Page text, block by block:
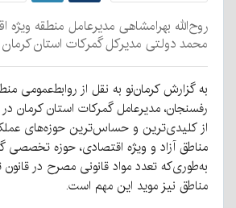
روح‌الله بهرامشاهی مدیرعامل منطقه ویژه
محمد دولتی مدیرکل گمرکات استان کرمان
به گزارش کرمان‌نو به نقل از روابط‌عمومی
رفسنجان، مدیرعامل گمرکات استان کرمان
از کلیدی‌ترین و حساس‌ترین حوزه‌های
مناطق آزاد و ویژه اقتصادی، حوزه
به‌طوری‌که تعدد مواد قانونی مصرح در
مناطق نیز موید این مهم است.